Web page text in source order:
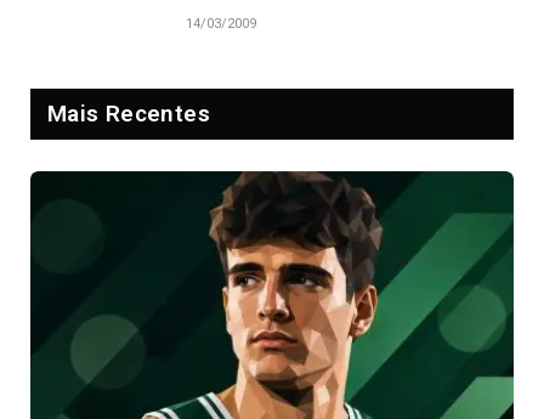
14/03/2009
Mais Recentes